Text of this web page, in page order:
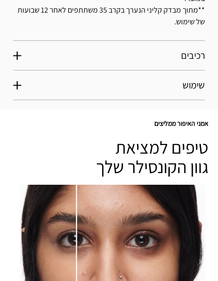
**מתוך מבדק קליני הנערך בקרב 35 משתתפים לאחר 12 שבועות
של שימוש.
רכיבים
שימוש
אמני האיפור ממליצים
טיפים למציאת
גוון הקונסילר שלך